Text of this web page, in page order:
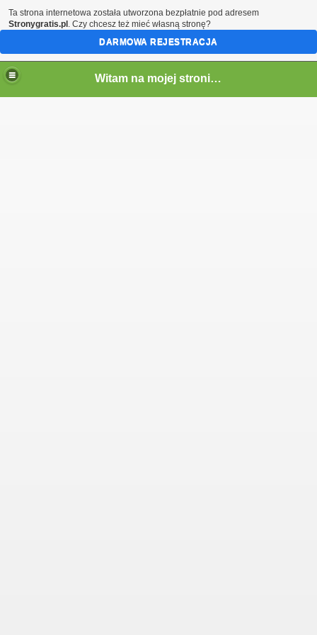
Witam na mojej stronie - Marcin SQ5LTA
Ta strona internetowa została utworzona bezpłatnie pod adresem
Stronygratis.pl . Czy chcesz też mieć własną stronę?
DARMOWA REJESTRACJA